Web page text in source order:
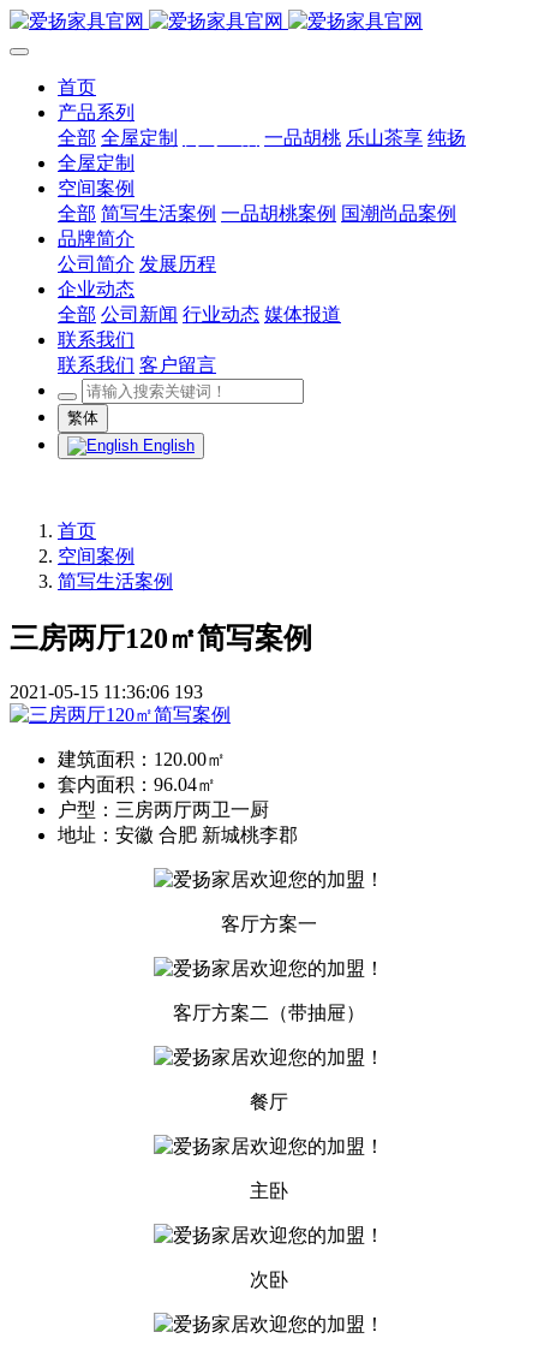
首页
产品系列
全部 全屋定制 一品胡桃 乐山茶享 纯扬
全屋定制
空间案例
全部 简写生活案例 一品胡桃案例 国潮尚品案例
品牌简介
公司简介 发展历程
企业动态
全部 公司新闻 行业动态 媒体报道
联系我们
联系我们 客户留言
繁体
English
首页
空间案例
简写生活案例
三房两厅120㎡简写案例
2021-05-15 11:36:06 193
建筑面积： 120.00㎡
套内面积： 96.04㎡
户型： 三房两厅两卫一厨
地址： 安徽 合肥 新城桃李郡
客厅方案一
客厅方案二（带抽屉）
餐厅
主卧
次卧